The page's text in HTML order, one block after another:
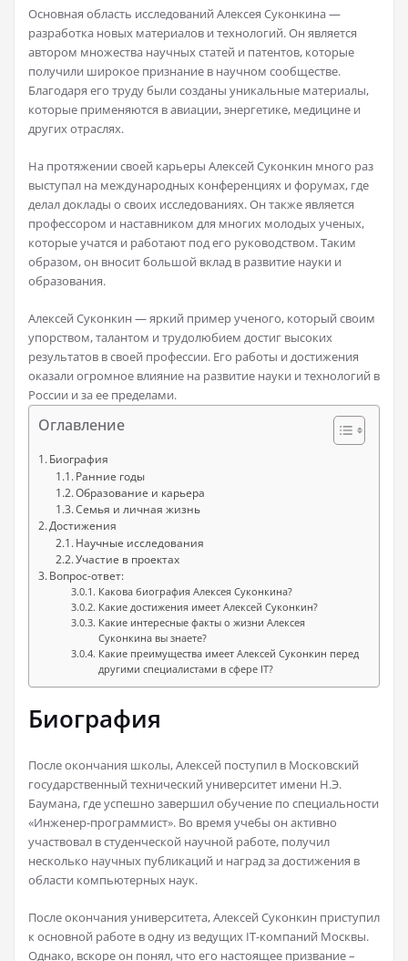
Основная область исследований Алексея Суконкина —
разработка новых материалов и технологий. Он является
автором множества научных статей и патентов, которые
получили широкое признание в научном сообществе.
Благодаря его труду были созданы уникальные материалы,
которые применяются в авиации, энергетике, медицине и
других отраслях.
На протяжении своей карьеры Алексей Суконкин много раз
выступал на международных конференциях и форумах, где
делал доклады о своих исследованиях. Он также является
профессором и наставником для многих молодых ученых,
которые учатся и работают под его руководством. Таким
образом, он вносит большой вклад в развитие науки и
образования.
Алексей Суконкин — яркий пример ученого, который своим
упорством, талантом и трудолюбием достиг высоких
результатов в своей профессии. Его работы и достижения
оказали огромное влияние на развитие науки и технологий в
России и за ее пределами.
Оглавление
Биография
Ранние годы
Образование и карьера
Семья и личная жизнь
Достижения
Научные исследования
Участие в проектах
Вопрос-ответ:
Какова биография Алексея Суконкина?
Какие достижения имеет Алексей Суконкин?
Какие интересные факты о жизни Алексея
Суконкина вы знаете?
Какие преимущества имеет Алексей Суконкин перед
другими специалистами в сфере IT?
Биография
После окончания школы, Алексей поступил в Московский
государственный технический университет имени Н.Э.
Баумана, где успешно завершил обучение по специальности
«Инженер-программист». Во время учебы он активно
участвовал в студенческой научной работе, получил
несколько научных публикаций и наград за достижения в
области компьютерных наук.
После окончания университета, Алексей Суконкин приступил
к основной работе в одну из ведущих IT-компаний Москвы.
Однако, вскоре он понял, что его настоящее призвание –